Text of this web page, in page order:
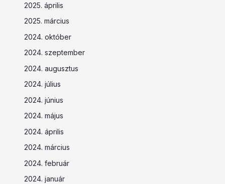
2025. április
2025. március
2024. október
2024. szeptember
2024. augusztus
2024. július
2024. június
2024. május
2024. április
2024. március
2024. február
2024. január